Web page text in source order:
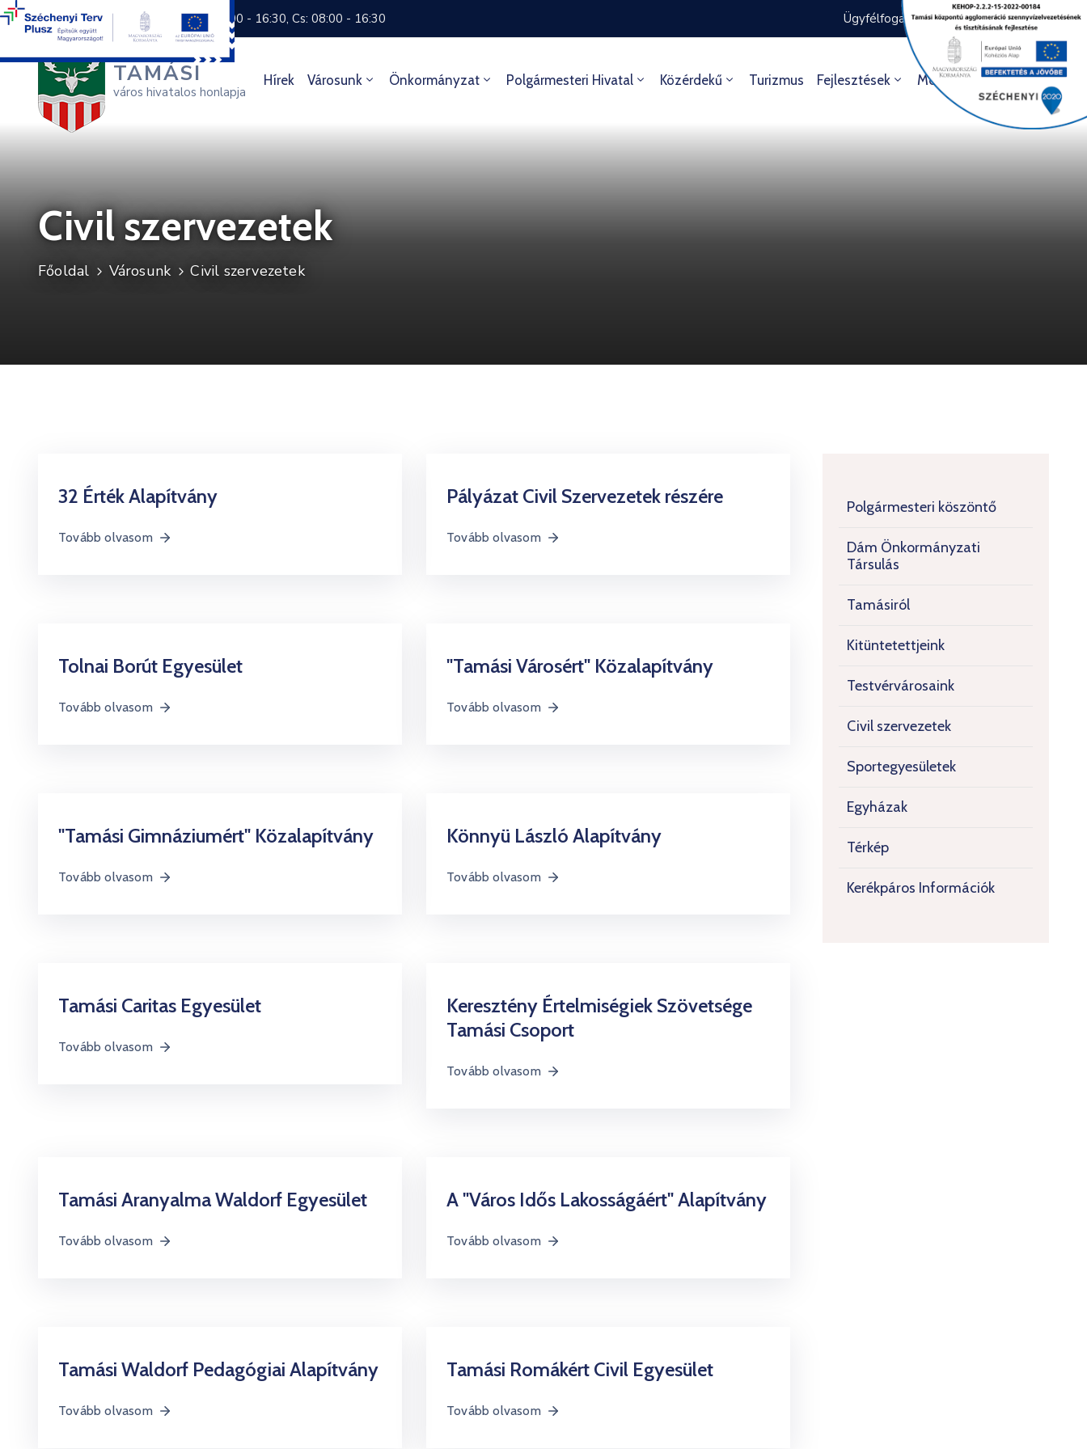
+36 74 570 800 H: 8:00 - 16:30, Cs: 08:00 - 16:30 Ügyfélfogadás rendje Ügyintézés
TAMÁSI
város hivatalos honlapja
Hírek Városunk Önkormányzat Polgármesteri Hivatal Közérdekű Turizmus Fejlesztések Média Kultúra
Civil szervezetek
Főoldal Városunk Civil szervezetek
32 Érték Alapítvány
Tovább olvasom
Pályázat Civil Szervezetek részére
Tovább olvasom
Tolnai Borút Egyesület
Tovább olvasom
"Tamási Városért" Közalapítvány
Tovább olvasom
"Tamási Gimnáziumért" Közalapítvány
Tovább olvasom
Könnyü László Alapítvány
Tovább olvasom
Tamási Caritas Egyesület
Tovább olvasom
Keresztény Értelmiségiek Szövetsége
Tamási Csoport
Tovább olvasom
Tamási Aranyalma Waldorf Egyesület
Tovább olvasom
A "Város Idős Lakosságáért" Alapítvány
Tovább olvasom
Tamási Waldorf Pedagógiai Alapítvány
Tovább olvasom
Tamási Romákért Civil Egyesület
Tovább olvasom
Polgármesteri köszöntő
Dám Önkormányzati
Társulás
Tamásiról
Kitüntetettjeink
Testvérvárosaink
Civil szervezetek
Sportegyesületek
Egyházak
Térkép
Kerékpáros Információk